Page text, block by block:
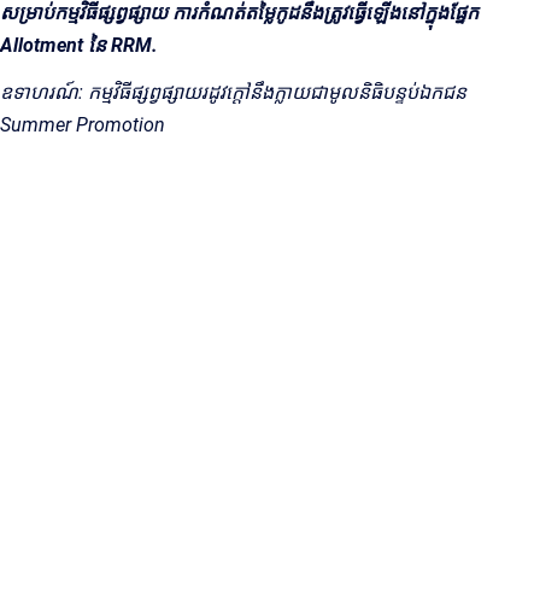
សម្រាប់កម្មវិធីផ្សព្វផ្សាយ ការកំណត់តម្លៃកូដនឹងត្រូវធ្វើឡើងនៅក្នុងផ្នែក
Allotment នៃ RRM.
ឧទាហរណ៍: កម្មវិធីផ្សព្វផ្សាយរដូវក្តៅនឹងក្លាយជាមូលនិធិបន្ទប់ឯកជន
Summer Promotion